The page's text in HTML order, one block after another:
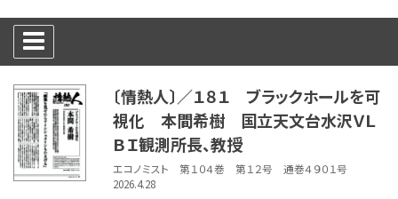
〔情熱人〕／１８１ ブラックホールを可
視化 本間希樹 国立天文台水沢ＶＬ
ＢＩ観測所長、教授
エコノミスト 第１０４巻 第１２号 通巻４９０１号
2026.4.28